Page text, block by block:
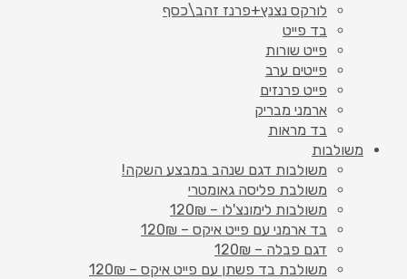
לורקס נצנץ+פרנז זהב\כסף
בד פייט
פייט שורות
פייטים ערב
פייט פרנזים
ארמני מבריק
בד מראות
משולבות
משולבות דגם שנהב במבצע השקה!
משולבת פליסה גאומטרי
משולבות לימונצ'לו – 120₪
בד ארמני עם פייט איקס – 120₪
דגם פבלה – 120₪
משולבת בד פשתן עם פייט איקס – 120₪